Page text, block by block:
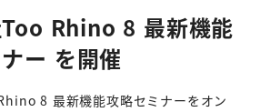
Rhino 8 最新機能
ー を開催
8 最新機能攻略セミナーをオン